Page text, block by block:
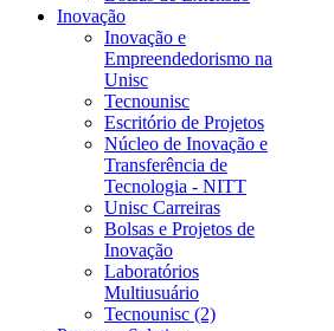
Inovação
Inovação e
Empreendedorismo na
Unisc
Tecnounisc
Escritório de Projetos
Núcleo de Inovação e
Transferência de
Tecnologia - NITT
Unisc Carreiras
Bolsas e Projetos de
Inovação
Laboratórios
Multiusuário
Tecnounisc (2)